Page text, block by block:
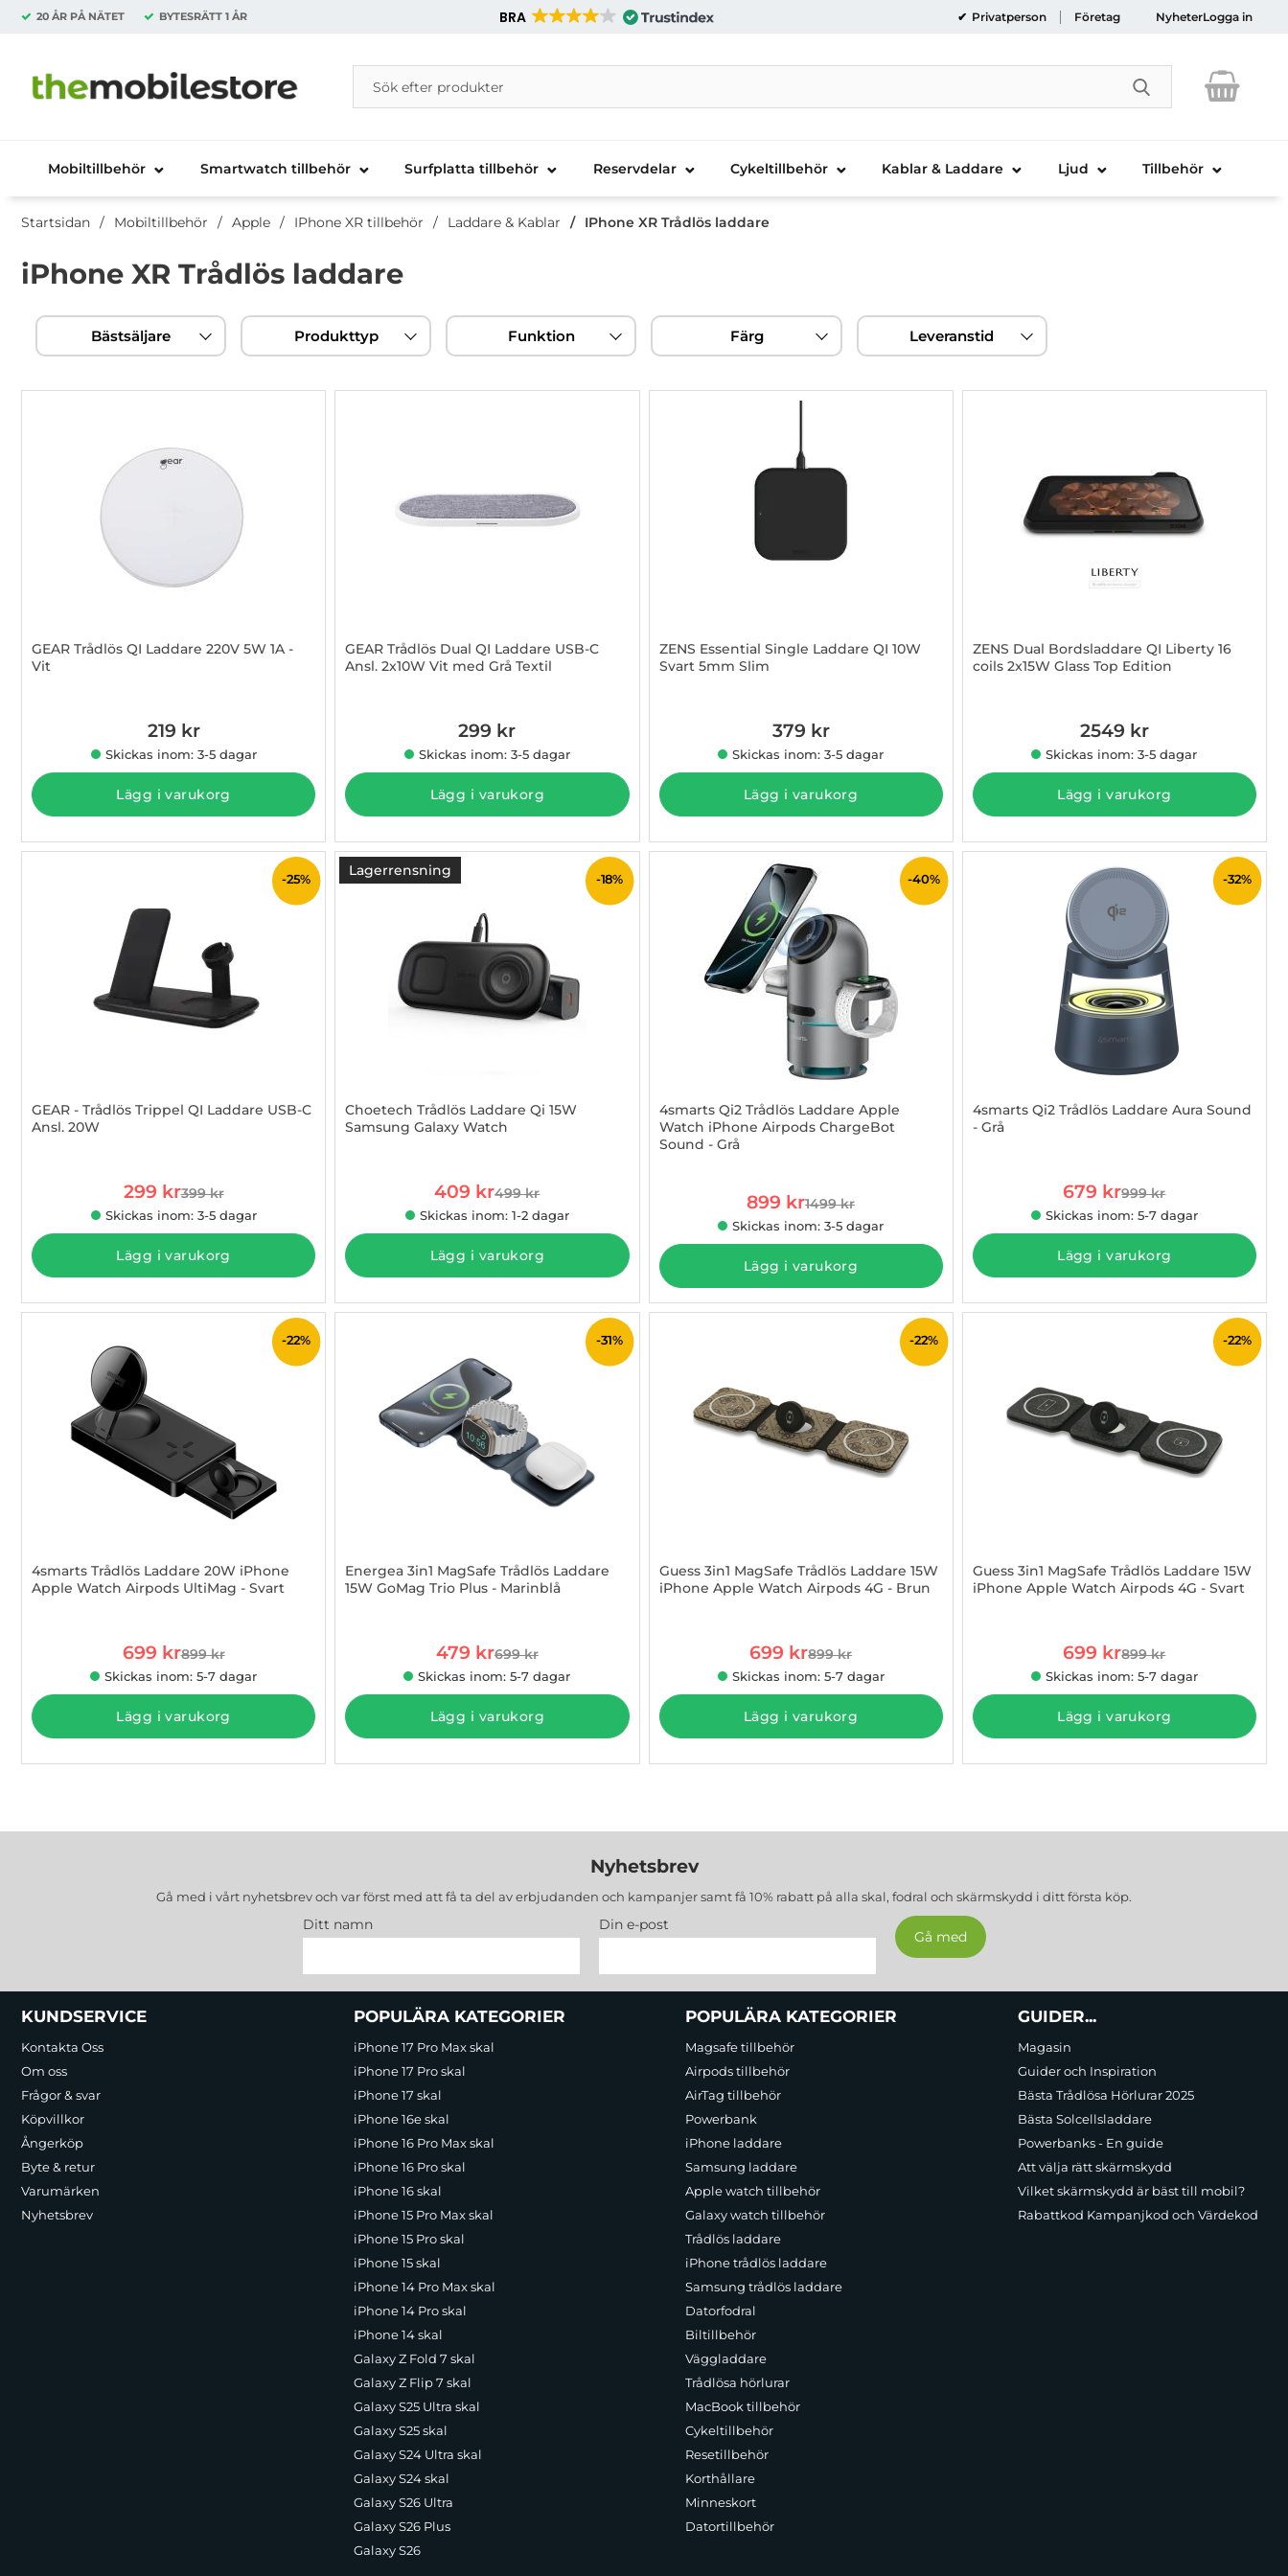
20 ÅR PÅ NÄTET BYTESRÄTT 1 ÅR BRA Privatperson Företag NyheterLogga in
Startsidan för Danira Telecom AB
Sök
Sök på Danira Telecom AB
Genomför
Mobiltillbehör Smartwatch tillbehör Surfplatta tillbehör Reservdelar Cykeltillbehör Kablar & Laddare Ljud Tillbehör
Startsidan Mobiltillbehör Apple IPhone XR tillbehör Laddare & Kablar IPhone XR Trådlös laddare
iPhone XR Trådlös laddare
över
filtersektionen
Filtrera & sortera
Bästsäljare Produkttyp Funktion Färg Leveranstid
GEAR Trådlös QI Laddare 220V 5W 1A -
Vit
219 kr
Skickas inom: 3-5 dagar
Lägg i varukorg
GEAR Trådlös Dual QI Laddare USB-C
Ansl. 2x10W Vit med Grå Textil
299 kr
Skickas inom: 3-5 dagar
Lägg i varukorg
ZENS Essential Single Laddare QI 10W
Svart 5mm Slim
379 kr
Skickas inom: 3-5 dagar
Lägg i varukorg
ZENS Dual Bordsladdare QI Liberty 16
coils 2x15W Glass Top Edition
2549 kr
Skickas inom: 3-5 dagar
Lägg i varukorg
-25%
GEAR - Trådlös Trippel QI Laddare USB-C
Ansl. 20W
rea pris
299 krtidigare pris
399 kr
Skickas inom: 3-5 dagar
Lägg i varukorg
Lagerrensning
-18%
Choetech Trådlös Laddare Qi 15W
Samsung Galaxy Watch
rea pris
409 krtidigare pris
499 kr
Skickas inom: 1-2 dagar
Lägg i varukorg
-40%
4smarts Qi2 Trådlös Laddare Apple
Watch iPhone Airpods ChargeBot
Sound - Grå
rea pris
899 krtidigare pris
1499 kr
Skickas inom: 3-5 dagar
Lägg i varukorg
-32%
4smarts Qi2 Trådlös Laddare Aura Sound
- Grå
rea pris
679 krtidigare pris
999 kr
Skickas inom: 5-7 dagar
Lägg i varukorg
-22%
4smarts Trådlös Laddare 20W iPhone
Apple Watch Airpods UltiMag - Svart
rea pris
699 krtidigare pris
899 kr
Skickas inom: 5-7 dagar
Lägg i varukorg
-31%
Energea 3in1 MagSafe Trådlös Laddare
15W GoMag Trio Plus - Marinblå
rea pris
479 krtidigare pris
699 kr
Skickas inom: 5-7 dagar
Lägg i varukorg
-22%
Guess 3in1 MagSafe Trådlös Laddare 15W
iPhone Apple Watch Airpods 4G - Brun
rea pris
699 krtidigare pris
899 kr
Skickas inom: 5-7 dagar
Lägg i varukorg
-22%
Guess 3in1 MagSafe Trådlös Laddare 15W
iPhone Apple Watch Airpods 4G - Svart
rea pris
699 krtidigare pris
899 kr
Skickas inom: 5-7 dagar
Lägg i varukorg
Nyhetsbrev
Gå med i vårt nyhetsbrev och var först med att få ta del av erbjudanden och kampanjer samt få 10% rabatt på alla skal, fodral och skärmskydd i ditt första köp.
Ditt namn Din e-post
Sidfot Blandad info och länkar
KUNDSERVICE
Kontakta Oss
Om oss
Frågor & svar
Köpvillkor
Ångerköp
Byte & retur
Varumärken
Nyhetsbrev
POPULÄRA KATEGORIER
iPhone 17 Pro Max skal
iPhone 17 Pro skal
iPhone 17 skal
iPhone 16e skal
iPhone 16 Pro Max skal
iPhone 16 Pro skal
iPhone 16 skal
iPhone 15 Pro Max skal
iPhone 15 Pro skal
iPhone 15 skal
iPhone 14 Pro Max skal
iPhone 14 Pro skal
iPhone 14 skal
Galaxy Z Fold 7 skal
Galaxy Z Flip 7 skal
Galaxy S25 Ultra skal
Galaxy S25 skal
Galaxy S24 Ultra skal
Galaxy S24 skal
Galaxy S26 Ultra
Galaxy S26 Plus
Galaxy S26
POPULÄRA KATEGORIER
Magsafe tillbehör
Airpods tillbehör
AirTag tillbehör
Powerbank
iPhone laddare
Samsung laddare
Apple watch tillbehör
Galaxy watch tillbehör
Trådlös laddare
iPhone trådlös laddare
Samsung trådlös laddare
Datorfodral
Biltillbehör
Väggladdare
Trådlösa hörlurar
MacBook tillbehör
Cykeltillbehör
Resetillbehör
Korthållare
Minneskort
Datortillbehör
GUIDER...
Magasin
Guider och Inspiration
Bästa Trådlösa Hörlurar 2025
Bästa Solcellsladdare
Powerbanks - En guide
Att välja rätt skärmskydd
Vilket skärmskydd är bäst till mobil?
Rabattkod Kampanjkod och Värdekod